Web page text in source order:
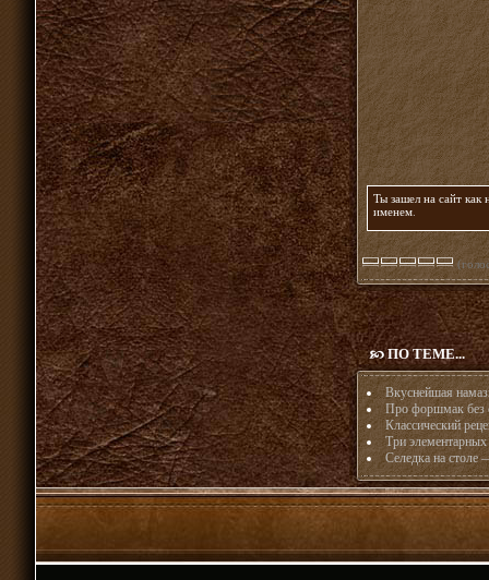
Ты зашел на сайт как
именем
ПО ТЕМЕ...
Вкуснейшая
Про форшмак без
Классический
Три
Селедка на столе